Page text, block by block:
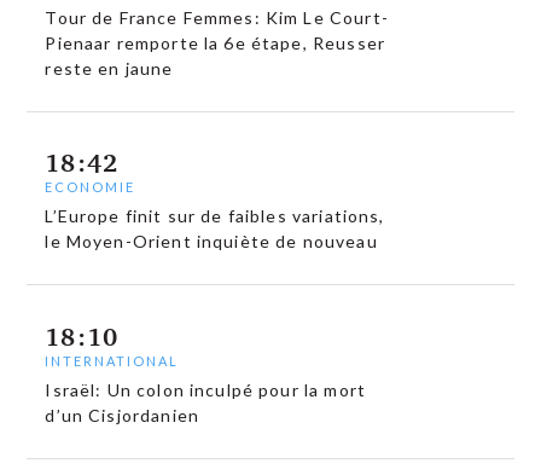
Tour de France Femmes: Kim Le Court-
Pienaar remporte la 6e étape, Reusser
reste en jaune
18:42
ECONOMIE
L’Europe finit sur de faibles variations,
le Moyen-Orient inquiète de nouveau
18:10
INTERNATIONAL
Israël: Un colon inculpé pour la mort
d’un Cisjordanien